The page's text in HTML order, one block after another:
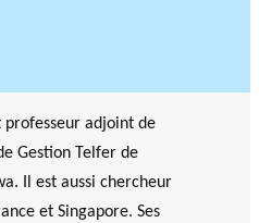
professeur adjoint de
Gestion Telfer de
Il est aussi chercheur
et Singapore. Ses